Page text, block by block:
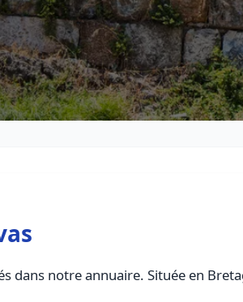
dans notre annuaire. Située en